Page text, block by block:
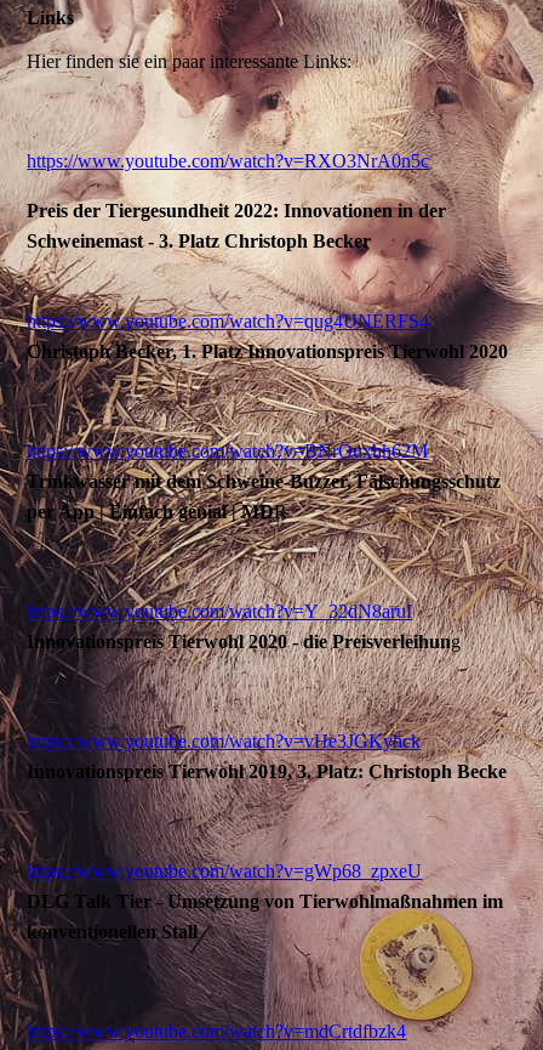
Links
Hier finden sie ein paar interessante Links:
https://www.youtube.com/watch?v=RXO3NrA0n5c
Preis der Tiergesundheit 2022: Innovationen in der
Schweinemast - 3. Platz Christoph Becker
https://www.youtube.com/watch?v=qug4UNERFS4
Christoph Becker, 1. Platz Innovationspreis Tierwohl 2020
https://www.youtube.com/watch?v=BNrOuxhh62M
Trinkwasser mit dem Schweine-Buzzer, Fälschungsschutz
per App | Einfach genial | MDR
https://www.youtube.com/watch?v=Y_32dN8aruI
Innovationspreis Tierwohl 2020 - die Preisverleihung
https://www.youtube.com/watch?v=vHe3JGKyhck
Innovationspreis Tierwohl 2019, 3. Platz: Christoph Becke
https://www.youtube.com/watch?v=gWp68_zpxeU
DLG Talk Tier - Umsetzung von Tierwohlmaßnahmen im
konventionellen Stall
https://www.youtube.com/watch?v=mdCrtdfbzk4